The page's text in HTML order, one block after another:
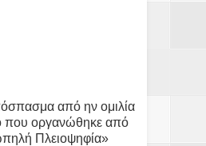
από ην ομιλία
που οργανώθηκε από
Πλειοψηφία»